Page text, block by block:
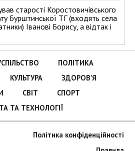
старості Коростовичівського
Бурштинської ТГ (входять села
Іванові Борису, а відтак і
ПОЛІТИКА
КУЛЬТУРА
ЗДОРОВ’Я
СВІТ
СПОРТ
ТА ТЕХНОЛОГІЇ
Політика конфіденційності